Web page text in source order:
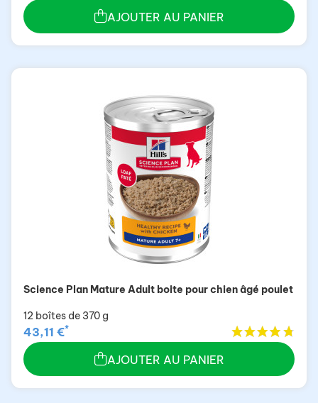
AJOUTER AU PANIER
Science Plan Mature Adult boite pour chien âgé poulet
12 boîtes de 370 g
43,11 €*
AJOUTER AU PANIER